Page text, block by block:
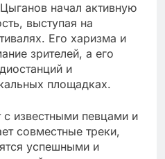
начал активную
выступая на
Его харизма и
зрителей, а его
и
площадках.
с известными певцами и
совместные треки,
успешными и